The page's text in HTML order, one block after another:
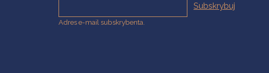
Adres e-mail subskrybenta.